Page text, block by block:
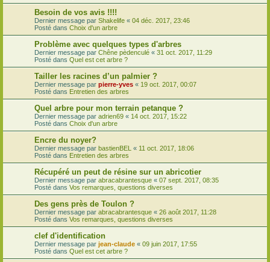
Besoin de vos avis !!!!
Dernier message par Shakelife « 04 déc. 2017, 23:46
Posté dans Choix d'un arbre
Problème avec quelques types d'arbres
Dernier message par Chêne pèdenculé « 31 oct. 2017, 11:29
Posté dans Quel est cet arbre ?
Tailler les racines d’un palmier ?
Dernier message par pierre-yves « 19 oct. 2017, 00:07
Posté dans Entretien des arbres
Quel arbre pour mon terrain petanque ?
Dernier message par adrien69 « 14 oct. 2017, 15:22
Posté dans Choix d'un arbre
Encre du noyer?
Dernier message par bastienBEL « 11 oct. 2017, 18:06
Posté dans Entretien des arbres
Récupéré un peut de résine sur un abricotier
Dernier message par abracabrantesque « 07 sept. 2017, 08:35
Posté dans Vos remarques, questions diverses
Des gens près de Toulon ?
Dernier message par abracabrantesque « 26 août 2017, 11:28
Posté dans Vos remarques, questions diverses
clef d'identification
Dernier message par jean-claude « 09 juin 2017, 17:55
Posté dans Quel est cet arbre ?